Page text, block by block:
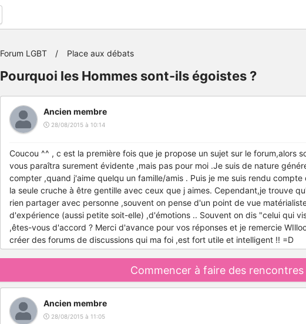
Forum LGBT Place aux débats
Pourquoi les Hommes sont-ils égoistes ?
Ancien membre
28/08/2015 à 10:14
Coucou ^^ , c est la première fois que je propose un sujet sur le forum,alors
vous paraîtra surement évidente ,mais pas pour moi .Je suis de nature
compter ,quand j'aime quelqu un famille/amis . Puis je me suis rendu
la seule cruche à être gentille avec ceux que j aimes. Cependant,je trouve
rien partager avec personne ,souvent on pense d'un point de vue
d'expérience (aussi petite soit-elle) ,d'émotions .. Souvent on dis "celui qui
,êtes-vous d'accord ? Merci d'avance pour vos réponses et je remercie
créer des forums de discussions qui ma foi ,est fort utile et intelligent !! =D
Commencer à faire des rencontres
Ancien membre
28/08/2015 à 11:05